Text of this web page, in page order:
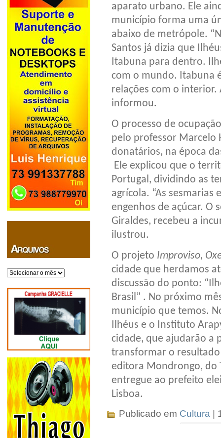
Arquivos
aparato urbano. Ele
município forma uma
abaixo de metrópole.
Santos já dizia que
Itabuna para dentro.
com o mundo. Itabuna
relações com o interior.
informou.
O processo de
pelo professor Marcelo
donatários, na época
Ele explicou que o
Portugal, dividindo as
agrícola. “As
engenhos de açúcar. O
Giraldes, recebeu a
ilustrou.
O projeto Improviso,
cidade que herdamos
discussão do ponto:
Brasil” . No próximo
município que temos.
Ilhéus e o Instituto
cidade, que ajudarão a
transformar o
editora Mondrongo, do
entregue ao prefeito
Lisboa.
Publicado em Cultura |